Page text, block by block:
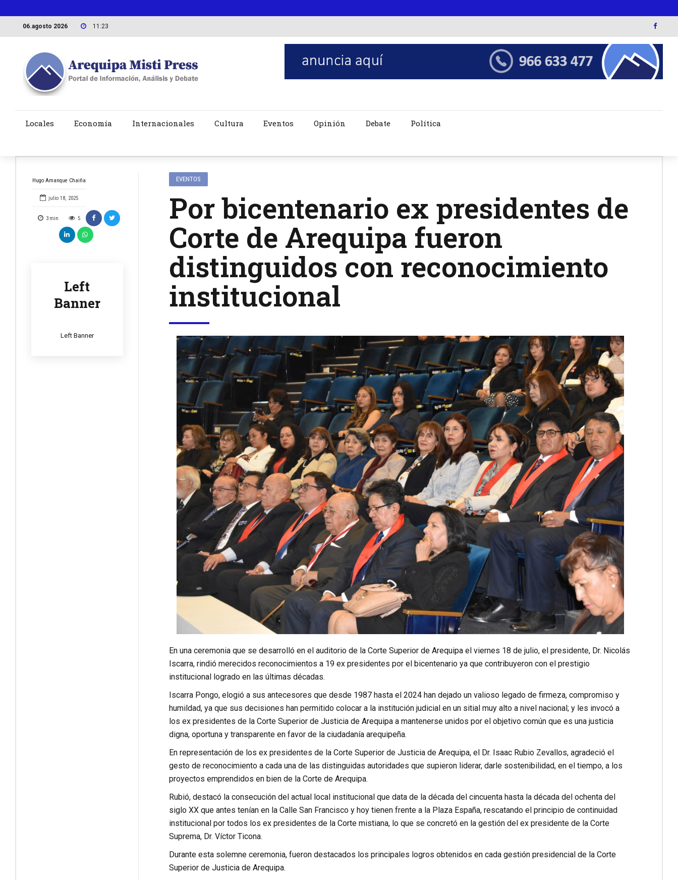
06.agosto 2026 11:23
Locales Economía Internacionales Cultura Eventos Opinión Debate Política
Hugo Amanque Chaiña
julio 18, 2025
3 min 5
Left
Banner
Left Banner
EVENTOS
Por bicentenario ex presidentes de
Corte de Arequipa fueron
distinguidos con reconocimiento
institucional
En una ceremonia que se desarrolló en el auditorio de la Corte Superior de Arequipa el viernes 18 de julio, el presidente, Dr. Nicolás
Iscarra, rindió merecidos reconocimientos a 19 ex presidentes por el bicentenario ya que contribuyeron con el prestigio
institucional logrado en las últimas décadas.
Iscarra Pongo, elogió a sus antecesores que desde 1987 hasta el 2024 han dejado un valioso legado de firmeza, compromiso y
humildad, ya que sus decisiones han permitido colocar a la institución judicial en un sitial muy alto a nivel nacional; y les invocó a
los ex presidentes de la Corte Superior de Justicia de Arequipa a mantenerse unidos por el objetivo común que es una justicia
digna, oportuna y transparente en favor de la ciudadanía arequipeña.
En representación de los ex presidentes de la Corte Superior de Justicia de Arequipa, el Dr. Isaac Rubio Zevallos, agradeció el
gesto de reconocimiento a cada una de las distinguidas autoridades que supieron liderar, darle sostenibilidad, en el tiempo, a los
proyectos emprendidos en bien de la Corte de Arequipa.
Rubió, destacó la consecución del actual local institucional que data de la década del cincuenta hasta la década del ochenta del
siglo XX que antes tenían en la Calle San Francisco y hoy tienen frente a la Plaza España, rescatando el principio de continuidad
institucional por todos los ex presidentes de la Corte mistiana, lo que se concretó en la gestión del ex presidente de la Corte
Suprema, Dr. Víctor Ticona.
Durante esta solemne ceremonia, fueron destacados los principales logros obtenidos en cada gestión presidencial de la Corte
Superior de Justicia de Arequipa.